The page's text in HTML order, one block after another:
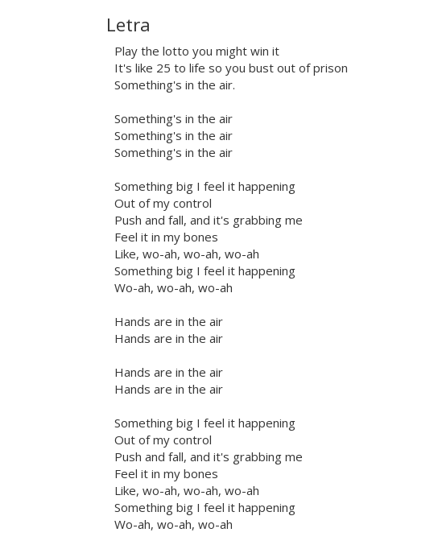
Letra
Play the lotto you might win it
It's like 25 to life so you bust out of prison
Something's in the air.
Something's in the air
Something's in the air
Something's in the air
Something big I feel it happening
Out of my control
Push and fall, and it's grabbing me
Feel it in my bones
Like, wo-ah, wo-ah, wo-ah
Something big I feel it happening
Wo-ah, wo-ah, wo-ah
Hands are in the air
Hands are in the air
Hands are in the air
Hands are in the air
Something big I feel it happening
Out of my control
Push and fall, and it's grabbing me
Feel it in my bones
Like, wo-ah, wo-ah, wo-ah
Something big I feel it happening
Wo-ah, wo-ah, wo-ah